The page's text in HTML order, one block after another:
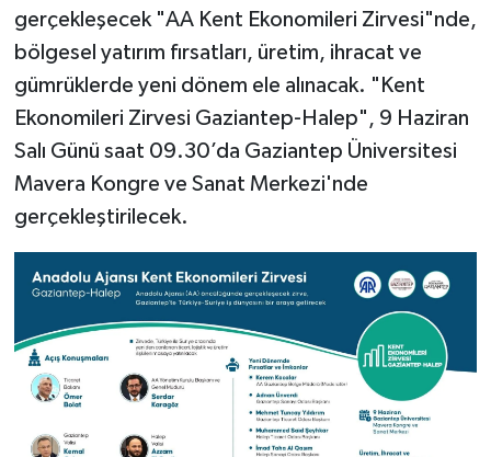
gerçekleşecek "AA Kent Ekonomileri Zirvesi"nde,
bölgesel yatırım fırsatları, üretim, ihracat ve
gümrüklerde yeni dönem ele alınacak. "Kent
Ekonomileri Zirvesi Gaziantep-Halep", 9 Haziran
Salı Günü saat 09.30’da Gaziantep Üniversitesi
Mavera Kongre ve Sanat Merkezi'nde
gerçekleştirilecek.
Yeme-İçme
Yemek